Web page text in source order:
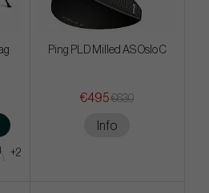
+2
Ping PLD Milled AS Oslo C
€495€630
Info